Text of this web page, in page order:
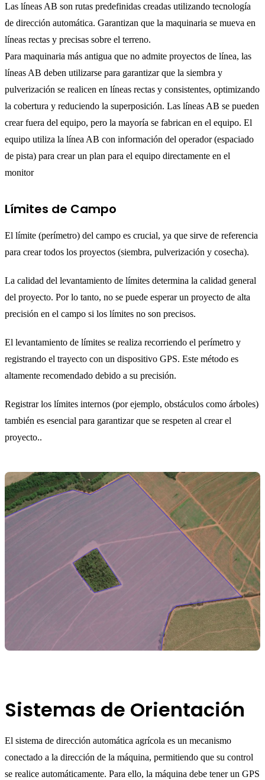
Las líneas AB son rutas predefinidas creadas utilizando tecnología
de dirección automática. Garantizan que la maquinaria se mueva en
líneas rectas y precisas sobre el terreno.
Para maquinaria más antigua que no admite proyectos de línea, las
líneas AB deben utilizarse para garantizar que la siembra y
pulverización se realicen en líneas rectas y consistentes, optimizando
la cobertura y reduciendo la superposición. Las líneas AB se pueden
crear fuera del equipo, pero la mayoría se fabrican en el equipo. El
equipo utiliza la línea AB con información del operador (espaciado
de pista) para crear un plan para el equipo directamente en el
monitor
Límites de Campo
El límite (perímetro) del campo es crucial, ya que sirve de referencia
para crear todos los proyectos (siembra, pulverización y cosecha).
La calidad del levantamiento de límites determina la calidad general
del proyecto. Por lo tanto, no se puede esperar un proyecto de alta
precisión en el campo si los límites no son precisos.
El levantamiento de límites se realiza recorriendo el perímetro y
registrando el trayecto con un dispositivo GPS. Este método es
altamente recomendado debido a su precisión.
Registrar los límites internos (por ejemplo, obstáculos como árboles)
también es esencial para garantizar que se respeten al crear el
proyecto..
Sistemas de Orientación
El sistema de dirección automática agrícola es un mecanismo
conectado a la dirección de la máquina, permitiendo que su control
se realice automáticamente. Para ello, la máquina debe tener un GPS